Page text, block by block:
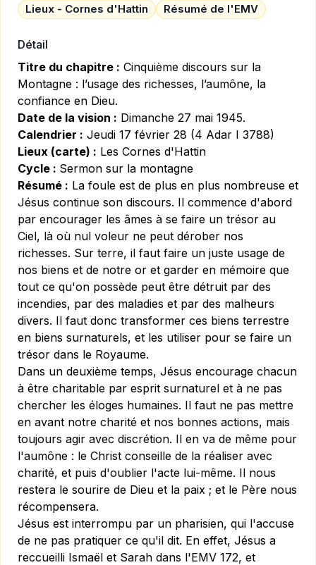
Lieux - Cornes d'Hattin Résumé de l'EMV
Détail
Titre du chapitre : Cinquième discours sur la
Montagne : l’usage des richesses, l’aumône, la
confiance en Dieu.
Date de la vision : Dimanche 27 mai 1945.
Calendrier : Jeudi 17 février 28 (4 Adar I 3788)
Lieux (carte) : Les Cornes d'Hattin
Cycle : Sermon sur la montagne
Résumé : La foule est de plus en plus nombreuse et
Jésus continue son discours. Il commence d'abord
par encourager les âmes à se faire un trésor au
Ciel, là où nul voleur ne peut dérober nos
richesses. Sur terre, il faut faire un juste usage de
nos biens et de notre or et garder en mémoire que
tout ce qu'on possède peut être détruit par des
incendies, par des maladies et par des malheurs
divers. Il faut donc transformer ces biens terrestre
en biens surnaturels, et les utiliser pour se faire un
trésor dans le Royaume.
Dans un deuxième temps, Jésus encourage chacun
à être charitable par esprit surnaturel et à ne pas
chercher les éloges humaines. Il faut ne pas mettre
en avant notre charité et nos bonnes actions, mais
toujours agir avec discrétion. Il en va de même pour
l'aumône : le Christ conseille de la réaliser avec
charité, et puis d'oublier l'acte lui-même. Il nous
restera le sourire de Dieu et la paix ; et le Père nous
récompensera.
Jésus est interrompu par un pharisien, qui l'accuse
de ne pas pratiquer ce qu'il dit. En effet, Jésus a
reccueilli Ismaël et Sarah dans l'EMV 172, et